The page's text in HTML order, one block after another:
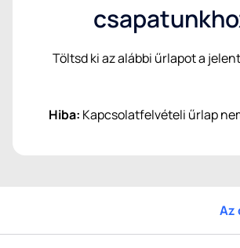
Töltsd ki az alábbi űrlapot a
Hiba: Kapcsolatfelvételi űrlap
Az